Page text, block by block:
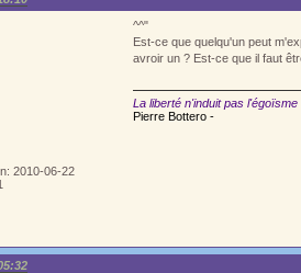
2010-06-22
^^"
Est-ce que quelqu'un peut
avroir un ? Est-ce que il faut
La liberté n'induit pas
Pierre Bottero -